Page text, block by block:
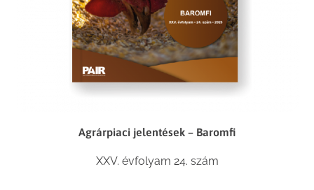
Agrárpiaci jelentések – Baromfi
XXV. évfolyam 24. szám